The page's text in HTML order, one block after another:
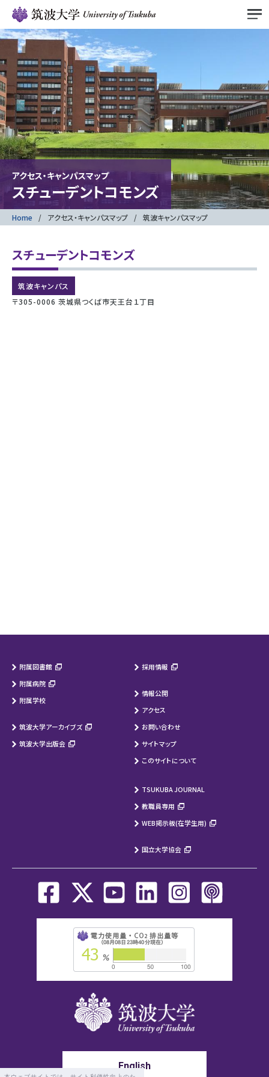
アクセス・キャンパスマップ
スチューデントコモンズ
Home アクセス・キャンパスマップ 筑波キャンパスマップ
スチューデントコモンズ
筑波キャンパス
〒305-0006 茨城県つくば市天王台１丁目
附属図書館
附属病院
附属学校
筑波大学アーカイブズ
筑波大学出版会
採用情報
情報公開
アクセス
お問い合わせ
サイトマップ
このサイトについて
TSUKUBA JOURNAL
教職員専用
WEB掲示板(在学生用)
国立大学協会
English